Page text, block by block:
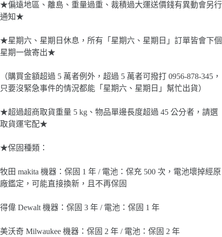
★偏遠地區、離島、重量過重、裁積過大運送價錢有異動會另行
通知★
★星期六、星期日休息，所有「星期六、星期日」訂單皆會下個
星期一做寄出★
（購買金額超過 5 萬者例外，超過 5 萬者可撥打 0956-878-345，
只要沒緊急事件的情況都能「星期六、星期日」幫忙出貨）
★超過超商取貨重量 5 kg、物品單邊長度超過 45 公分者，請選
取貨運宅配★
★保固種類：
牧田 makita 機器：保固 1 年 / 電池：保充 500 次，電池壞掉經原
廠鑑定，可能直接換新，且不再保固
得偉 Dewalt 機器：保固 3 年 / 電池：保固 1 年
美沃奇 Milwaukee 機器：保固 2 年 / 電池：保固 2 年